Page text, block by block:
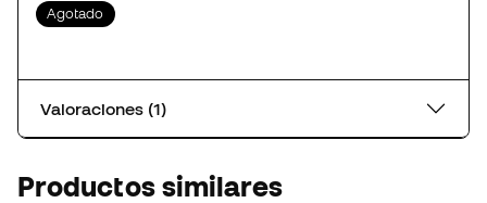
Agotado
Valoraciones (1)
Productos similares